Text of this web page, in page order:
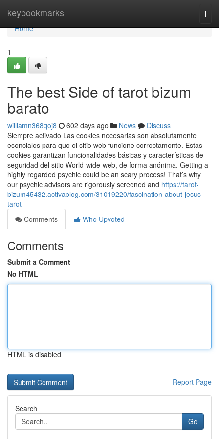
keybookmarks
Home
Home
1
The best Side of tarot bizum
barato
williamn368qoj8 602 days ago News
Discuss
Siempre activado Las cookies necesarias son absolutamente
esenciales para que el sitio web funcione correctamente. Estas
cookies garantizan funcionalidades básicas y características de
seguridad del sitio World-wide-web, de forma anónima. Getting a
highly regarded psychic could be an scary process! That’s why
our psychic advisors are rigorously screened and https://tarot-
bizum45432.activablog.com/31019220/fascination-about-jesus-
tarot
Comments
Who Upvoted
Comments
Submit a Comment
No HTML
HTML is disabled
Report Page
Search
Go